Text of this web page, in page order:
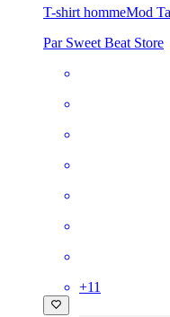
T-shirt hommeMod
Par Sweet Beat Store
+11